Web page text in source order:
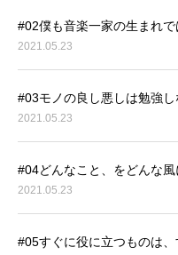
#02僕も音楽一家の生まれ
2021.05.23
#03モノの良し悪しは勉強
2021.05.23
#04どんなこと、をどんな
2021.05.23
#05すぐに役に立つものは